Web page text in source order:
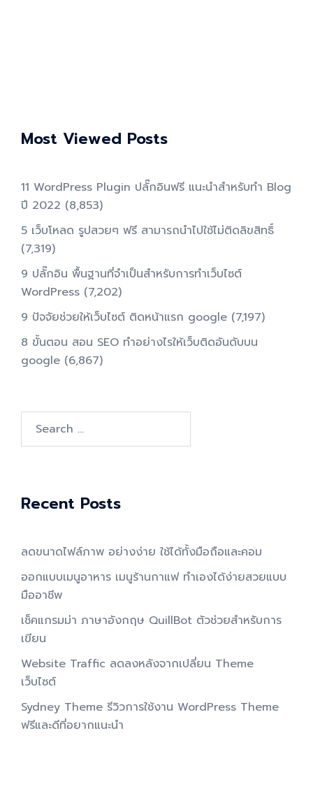
Most Viewed Posts
11 WordPress Plugin ปลั๊กอินฟรี แนะนำสำหรับทำ Blog
ปี 2022 (8,853)
5 เว็บโหลด รูปสวยๆ ฟรี สามารถนำไปใช้ไม่ติดลิขสิทธิ์
(7,319)
9 ปลั๊กอิน พื้นฐานที่จำเป็นสำหรับการทําเว็บไซต์
WordPress (7,202)
9 ปัจจัยช่วยให้เว็บไซต์ ติดหน้าแรก google (7,197)
8 ขั้นตอน สอน SEO ทําอย่างไรให้เว็บติดอันดับบน
google (6,867)
for:
Recent Posts
ลดขนาดไฟล์ภาพ อย่างง่าย ใช้ได้ทั้งมือถือและคอม
ออกแบบเมนูอาหาร เมนูร้านกาแฟ ทำเองได้ง่ายสวยแบบ
มืออาชีพ
เช็คแกรมม่า ภาษาอังกฤษ QuillBot ตัวช่วยสำหรับการ
เขียน
Website Traffic ลดลงหลังจากเปลี่ยน Theme
เว็บไซต์
Sydney Theme รีวิวการใช้งาน WordPress Theme
ฟรีและดีที่อยากแนะนำ